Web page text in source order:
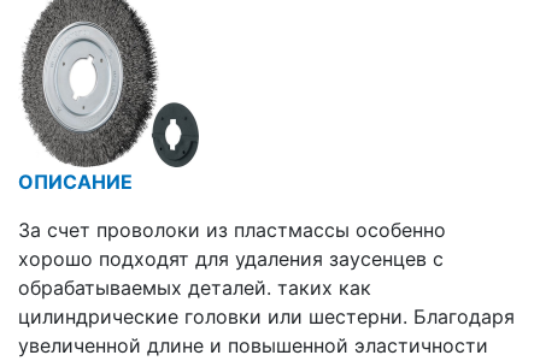
ОПИСАНИЕ
За счет проволоки из пластмассы особенно
хорошо подходят для удаления заусенцев с
обрабатываемых деталей. таких как
цилиндрические головки или шестерни. Благодаря
увеличенной длине и повышенной эластичности